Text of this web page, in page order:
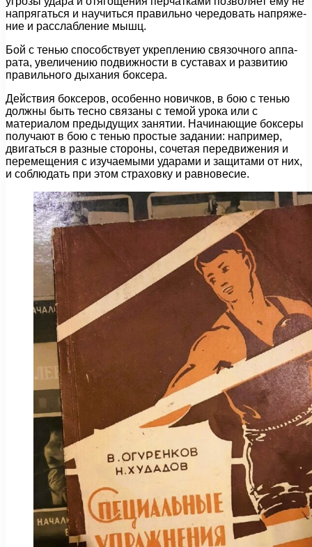
напрягаться и научиться правильно чередовать напряже­
ние и расслабление мышц.
Бой с тенью способствует укреплению связочного аппа­
рата, увеличению подвижности в суставах и развитию
правильного дыхания боксера.
Действия боксеров, особенно новичков, в бою с тенью
должны быть тесно связаны с темой урока или с
материа­лом предыдущих занятии. Начинающие боксеры
получа­ют в бою с тенью простые задании: например,
двигаться в разные стороны, сочетая передвижения и
перемещения с изучаемыми ударами и защитами от них,
и соблюдать при этом страховку и равновесие.